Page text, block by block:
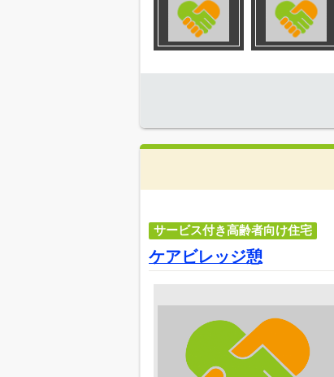
サービス付き高齢者向け住宅
ケアビレッジ憩